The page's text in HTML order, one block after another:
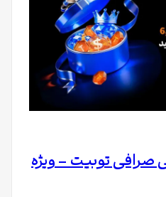
صرافی توبیت – ویژه